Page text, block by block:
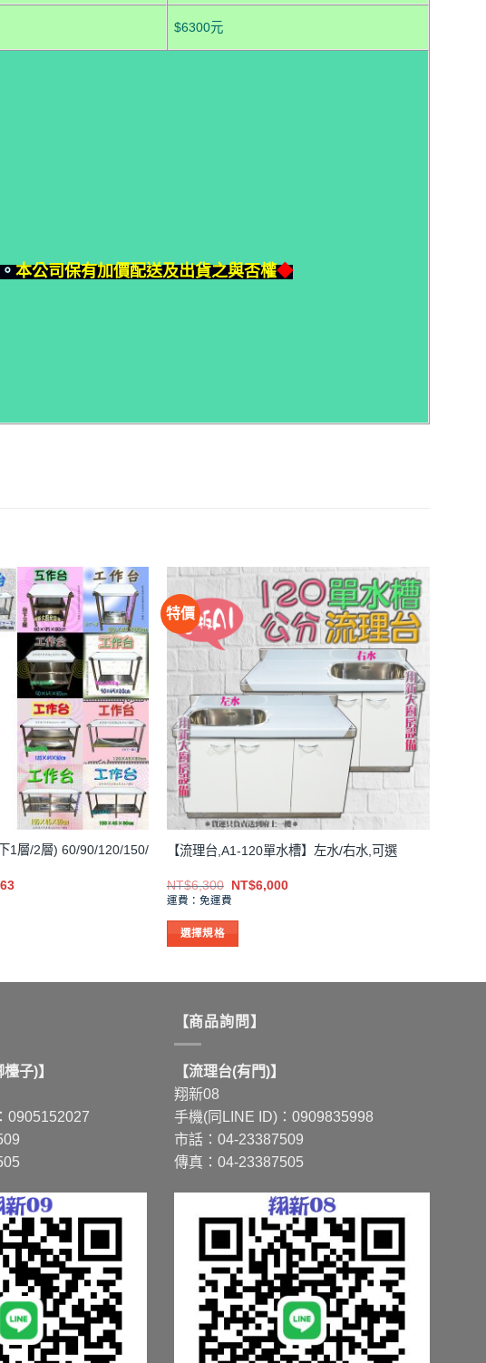
$6300元
。本公司保有加價配送及出貨之與否權◆
1層/2層) 60/90/120/150/
價
特價
【流理台,A1-120單水槽】左水/右水,可選
NT$6,300 原
始
價
格：
NT$6,000目
運費：免運費
選擇規格
式。
可
在
產
子)】
0905152027
【商品詢問】
【流理台(有門)】
翔新08
手機(同LINE ID)：0909835998
市話：04-23387509
傳真：04-23387505